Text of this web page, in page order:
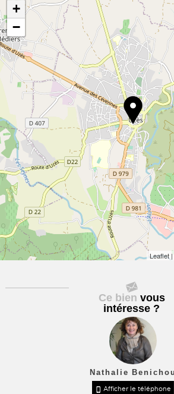
+
−
Leaflet
Ce bien vous
intéresse ?
Nathalie Benichou
Afficher le téléphone